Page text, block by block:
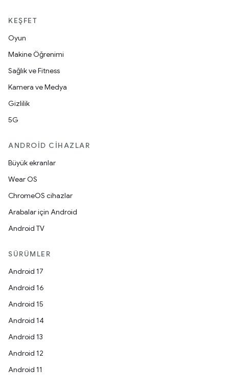
KEŞFET
Oyun
Makine Öğrenimi
Sağlık ve Fitness
Kamera ve Medya
Gizlilik
5G
ANDROID CIHAZLAR
Büyük ekranlar
Wear OS
ChromeOS cihazlar
Arabalar için Android
Android TV
SÜRÜMLER
Android 17
Android 16
Android 15
Android 14
Android 13
Android 12
Android 11